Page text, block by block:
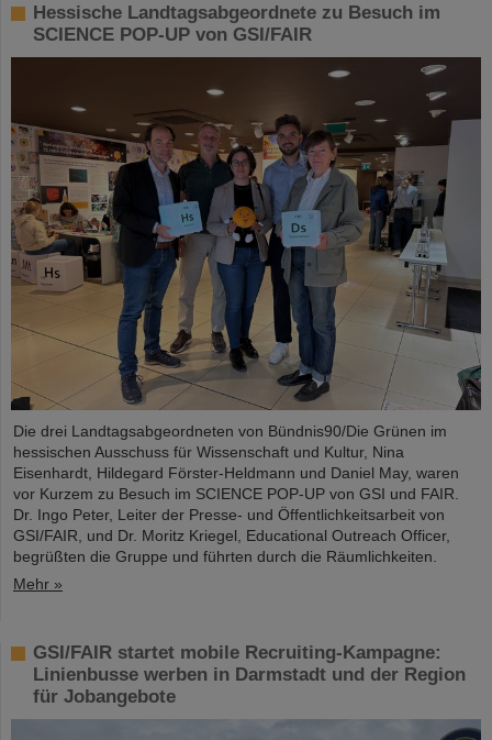
Hessische Landtagsabgeordnete zu Besuch im
SCIENCE POP-UP von GSI/FAIR
Die drei Landtagsabgeordneten von Bündnis90/Die Grünen im
hessischen Ausschuss für Wissenschaft und Kultur, Nina
Eisenhardt, Hildegard Förster-Heldmann und Daniel May, waren
vor Kurzem zu Besuch im SCIENCE POP-UP von GSI und FAIR.
Dr. Ingo Peter, Leiter der Presse- und Öffentlichkeitsarbeit von
GSI/FAIR, und Dr. Moritz Kriegel, Educational Outreach Officer,
begrüßten die Gruppe und führten durch die Räumlichkeiten.
Mehr »
GSI/FAIR startet mobile Recruiting-Kampagne:
Linienbusse werben in Darmstadt und der Region
für Jobangebote